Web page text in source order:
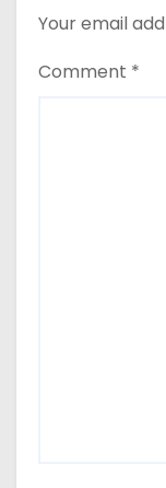
Your email
Comment *